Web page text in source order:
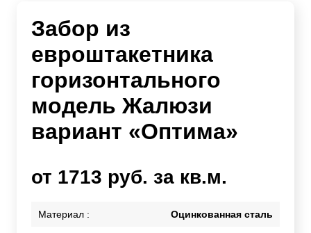
Забор из
евроштакетника
горизонтального
модель Жалюзи
вариант «Оптима»
от 1713 руб. за кв.м.
Материал : Оцинкованная сталь